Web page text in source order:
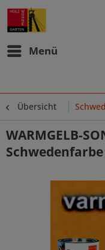
Menü
Übersicht
WARMGELB-